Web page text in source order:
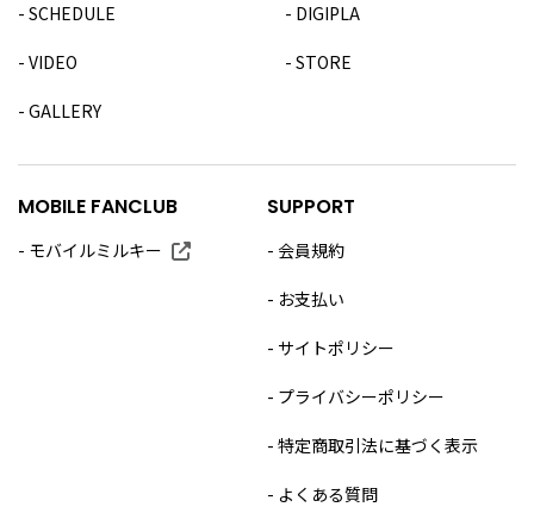
SCHEDULE
VIDEO
GALLERY
DIGIPLA
STORE
MOBILE FANCLUB
モバイルミルキー
SUPPORT
会員規約
お支払い
サイトポリシー
プライバシーポリシー
特定商取引法に基づく表示
よくある質問